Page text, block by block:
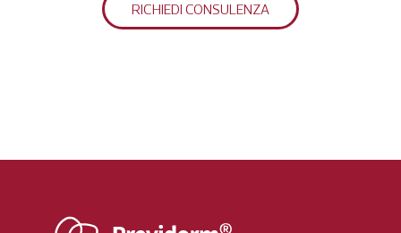
RICHIEDI CONSULENZA